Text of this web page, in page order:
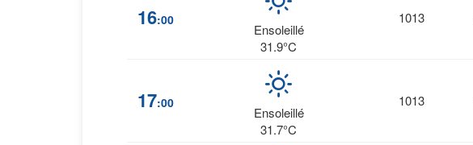
16:00
Ensoleillé
31.9°C
1013
17:00
Ensoleillé
31.7°C
1013